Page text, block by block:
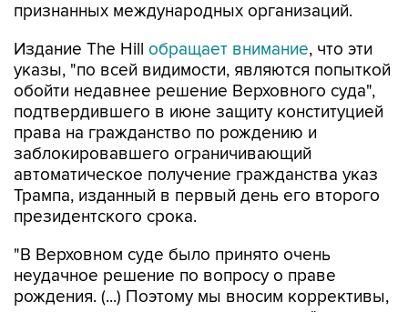
Издание The Hillобращает внимание, что эти
обойти недавнее решение Верховного суда",
подтвердившего в июне защиту конституцией
права на гражданство по рождению и
заблокировавшего ограничивающий
автоматическое получение гражданства указ
Трампа, изданный в первый день его второго
президентского срока.
"В Верховном суде было принято очень
рождения. (...) Поэтому мы вносим коррективы,
потому что это очень несправедливо", -
пояснил президент.